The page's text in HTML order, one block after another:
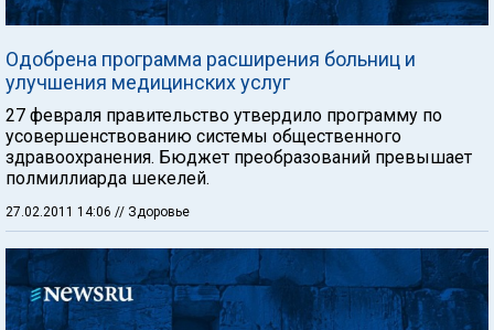
Одобрена программа расширения больниц и
улучшения медицинских услуг
27 февраля правительство утвердило программу по
усовершенствованию системы общественного
здравоохранения. Бюджет преобразований превышает
полмиллиарда шекелей.
27.02.2011 14:06 // Здоровье